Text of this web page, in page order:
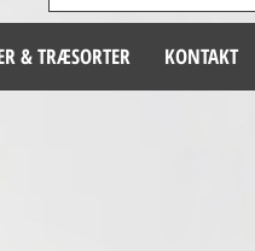
& TRÆSORTER KONTAKT